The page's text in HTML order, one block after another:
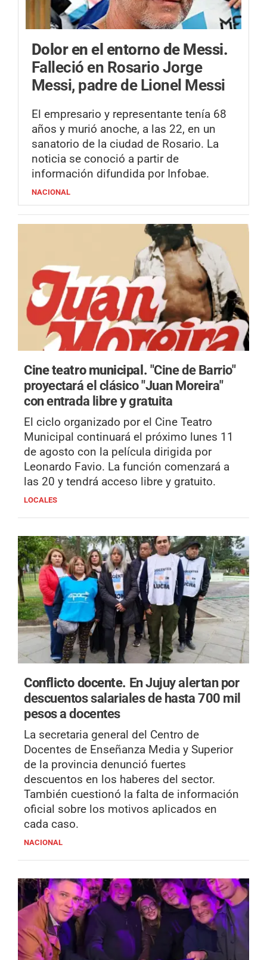
Dolor en el entorno de Messi.
Falleció en Rosario Jorge
Messi, padre de Lionel Messi
El empresario y representante tenía 68
años y murió anoche, a las 22, en un
sanatorio de la ciudad de Rosario. La
noticia se conoció a partir de
información difundida por Infobae.
NACIONAL
Cine teatro municipal. "Cine de Barrio"
proyectará el clásico "Juan Moreira"
con entrada libre y gratuita
El ciclo organizado por el Cine Teatro
Municipal continuará el próximo lunes 11
de agosto con la película dirigida por
Leonardo Favio. La función comenzará a
las 20 y tendrá acceso libre y gratuito.
LOCALES
Conflicto docente. En Jujuy alertan por
descuentos salariales de hasta 700 mil
pesos a docentes
La secretaria general del Centro de
Docentes de Enseñanza Media y Superior
de la provincia denunció fuertes
descuentos en los haberes del sector.
También cuestionó la falta de información
oficial sobre los motivos aplicados en
cada caso.
NACIONAL